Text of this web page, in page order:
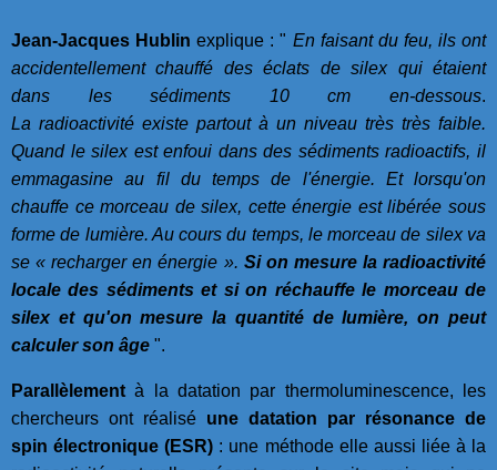
Jean-Jacques Hublin explique : " En faisant du feu, ils ont
accidentellement chauffé des éclats de silex qui étaient
dans les sédiments 10 cm en-dessous.
La radioactivité existe partout à un niveau très très faible.
Quand le silex est enfoui dans des sédiments radioactifs, il
emmagasine au fil du temps de l'énergie. Et lorsqu'on
chauffe ce morceau de silex, cette énergie est libérée sous
forme de lumière. Au cours du temps, le morceau de silex va
se « recharger en énergie ». Si on mesure la radioactivité
locale des sédiments et si on réchauffe le morceau de
silex et qu'on mesure la quantité de lumière, on peut
calculer son âge ".
Parallèlementà la datation par thermoluminescence, les
chercheurs ont réalisé une datation par résonance de
spin électronique (ESR) : une méthode elle aussi liée à la